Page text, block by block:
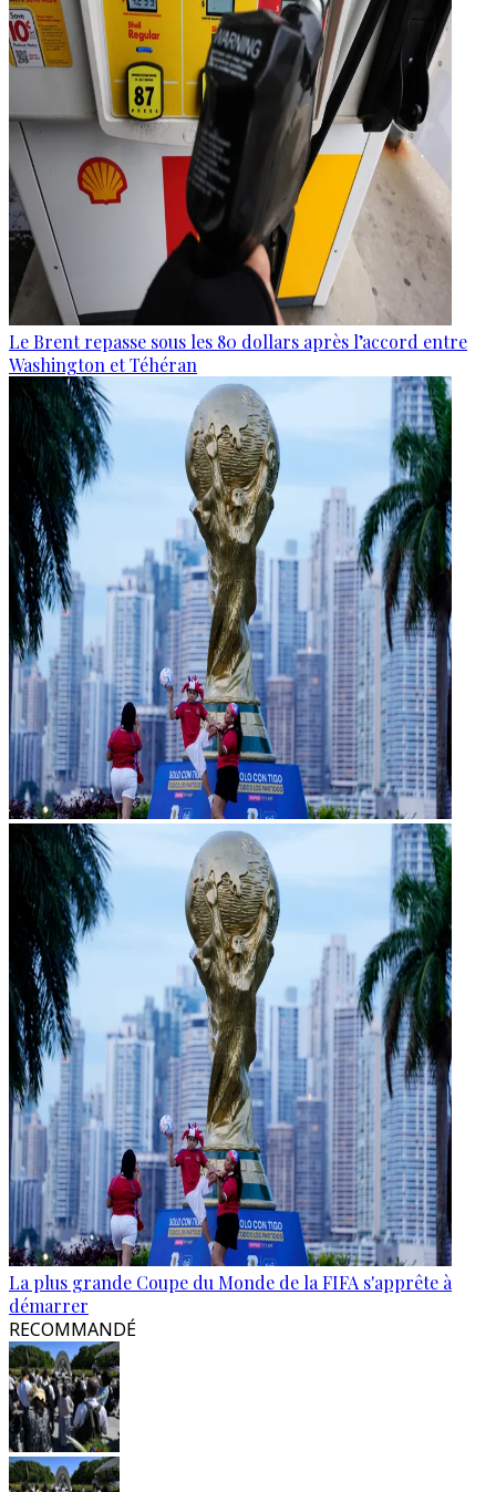
Le Brent repasse sous les 80 dollars après l’accord entre
Washington et Téhéran
La plus grande Coupe du Monde de la FIFA s'apprête à
démarrer
RECOMMANDÉ